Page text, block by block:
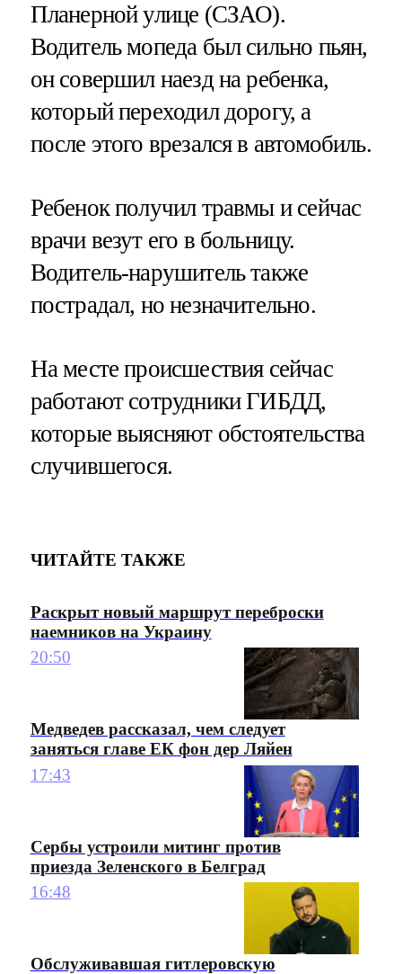
Планерной улице (СЗАО).
Водитель мопеда был сильно пьян,
он совершил наезд на ребенка,
который переходил дорогу, а
после этого врезался в автомобиль.
Ребенок получил травмы и сейчас
врачи везут его в больницу.
Водитель-нарушитель также
пострадал, но незначительно.
На месте происшествия сейчас
работают сотрудники ГИБДД,
которые выясняют обстоятельства
случившегося.
ЧИТАЙТЕ ТАКЖЕ
Раскрыт новый маршрут переброски
наемников на Украину
20:50
Медведев рассказал, чем следует
заняться главе ЕК фон дер Ляйен
17:43
Сербы устроили митинг против
приезда Зеленского в Белград
16:48
Обслуживавшая гитлеровскую